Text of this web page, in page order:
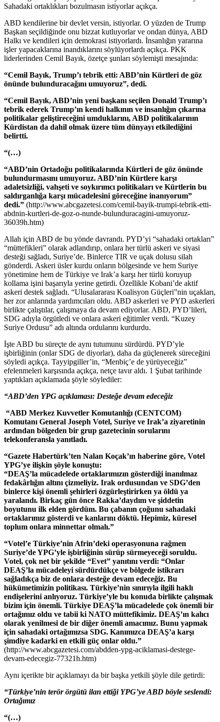
Sahadaki ortaklıkları bozulmasın istiyorlar açıkça.
ABD kendilerine bir devlet versin, istiyorlar. O yüzden de Trump
Başkan seçildiğinde onu bizzat kutluyorlar ve ondan dünya, ABD
Halkı ve kendileri için demokrasi istiyorlardı. İnsanlığın yararına
işler yapacaklarına inandıklarını söylüyorlardı açıkça. PKK
liderlerinden Cemil Bayık, özetçe şunları söylemişti mesajında:
“Cemil Bayık, Trump’ı tebrik etti: ABD’nin Kürtleri de göz
önünde bulunduracağını umuyoruz”, dedi.
“Cemil Bayık, ABD’nin yeni başkanı seçilen Donald Trump’ı
tebrik ederek Trump’ın kendi halkının ve insanlığın çıkarına
politikalar geliştireceğini umduklarını, ABD politikalarının
Kürdistan da dahil olmak üzere tüm dünyayı etkilediğini
belirtti.
“(…)
“ABD’nin Ortadoğu politikalarında Kürtleri de göz önünde
bulundurmasını umuyoruz. ABD’nin Kürtlere karşı
adaletsizliği, vahşeti ve soykırımcı politikaları ve Kürtlerin bu
saldırganlığa karşı mücadelesini göreceğine inanıyorum”
dedi.” (http://www.abcgazetesi.com/cemil-bayik-trumpi-tebrik-etti-
abdnin-kurtleri-de-goz-o-nunde-bulunduracagini-umuyoruz-
36039h.htm)
Allah için ABD de bu yönde davrandı. PYD’yi “sahadaki ortakları”
“müttefikleri” olarak adlandırıp, onlara her türlü askeri ve siyasi
desteği sağladı, Suriye’de. Binlerce TIR ve uçak dolusu silah
gönderdi. Askeri üsler kurdu onların bölgesinde ve hem Suriye
yönetimine hem de Türkiye ve Irak’a karşı her türlü koruyup
kollama işini başarıyla yerine getirdi. Özellikle Kobani’de aktif
askeri destek sağladı. “Ulusalararası Koalisyon Güçleri”nin uçakları,
her zor anlarında yardımcıları oldu. ABD askerleri ve PYD askerleri
birlikte çalıştılar, çalışmaya da devam ediyorlar. ABD, PYD’lileri,
SDG adıyla örgütledi ve onlara askeri eğitimler verdi. “Kuzey
Suriye Ordusu” adı altında ordularını kurdurdu.
İşte ABD bu süreçte de aynı tutumunu sürdürdü. PYD’yle
işbirliğinin (onlar SDG de diyorlar), daha da güçlenerek süreceğini
söyledi açıkça. Tayyipgiller’in, “Menbiç’e de yürüyeceğiz”
efelenmeleri karşısında açıkça, netçe tavır aldı. 1 Şubat tarihinde
yaptıkları açıklamada şöyle söylediler:
“ABD’den YPG açıklaması: Desteğe devam edeceğiz
“ABD Merkez Kuvvetler Komutanlığı (CENTCOM)
Komutanı General Joseph Votel, Suriye ve Irak’a ziyaretinin
ardından bölgeden bir grup gazetecinin sorularını
telekonferansla yanıtladı.
“Gazete Habertürk’ten Nalan Koçak’ın haberine göre, Votel
YPG’ye ilişkin şöyle konuştu:
“DEAŞ’la mücadelede ortaklarımızın gösterdiği inanılmaz
fedakârlığın altını çizmeliyiz. Irak ordusundan ve SDG’den
binlerce kişi önemli şehirleri özgürleştirirken ya öldü ya
yaralandı. Birkaç gün önce Rakka’daydım ve şiddetin
boyutunu ilk elden gördüm. Bu çabanın çoğunu sahadaki
ortaklarımız gösterdi ve kanlarını döktü. Hepimiz, küresel
toplum onlara minnettar olmalı.”
“Votel’e Türkiye’nin Afrin’deki operasyonuna rağmen
Suriye’de YPG’yle işbirliğinin sürüp sürmeyeceği soruldu.
Votel, çok net bir şekilde “Evet” yanıtını verdi: “Onlar
DEAŞ’la mücadeleyi sürdürdükçe ve bölgede istikrarı
sağladıkça biz de onlara desteğe devam edeceğiz. Bu
hükümetimizin politikası. Türkiye’nin sınırıyla ilgili haklı
endişelerini anlıyoruz. Türkiye’yle bu konuda birlikte çalışmak
bizim için önemli. Türkiye DEAŞ’la mücadelede çok önemli bir
ortağımız oldu ve tabii ki NATO müttefikimiz. DEAŞ’ın kalıcı
olarak yenilmesi de bir diğer önemli amacımız. Bunu yapmak
için sahadaki ortağımızsa SDG. Kanımızca DEAŞ’a karşı
şimdiye kadarki en etkili güç onlar oldu.”
(http://www.abcgazetesi.com/abdden-ypg-aciklamasi-destege-
devam-edecegiz-77321h.htm)
Aynı içerikte bir açıklamayı da bir başka yetkili şöyle dile getirdi:
“Türkiye’nin terör örgütü ilan ettiği YPG’ye ABD böyle seslendi:
Ortağımız
“(…)